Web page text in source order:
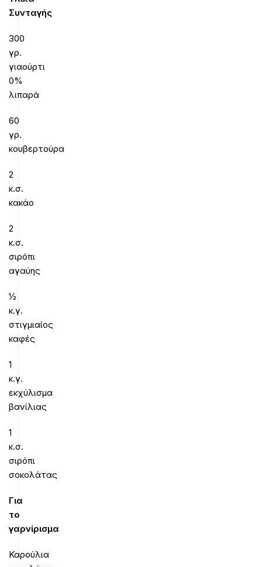
Συνταγής
300
γρ.
γιαούρτι
0%
λιπαρά
60
γρ.
κουβερτούρα
2
κ.σ.
κακάο
2
κ.σ.
σιρόπι
αγαύης
½
κ.γ.
στιγμιαίος
καφές
1
κ.γ.
εκχύλισμα
βανίλιας
1
κ.σ.
σιρόπι
σοκολάτας
Για
το
γαρνίρισμα
Καρούλια